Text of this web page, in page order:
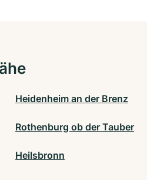
Heidenheim an der Brenz
Rothenburg ob der Tauber
Heilsbronn